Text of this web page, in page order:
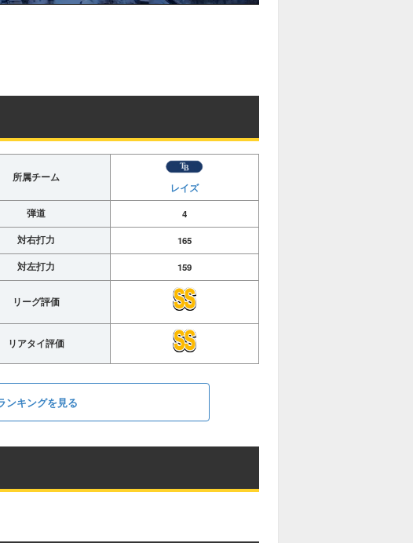
所属チーム
レイズ
弾道
4
対右打力
165
対左打力
159
リーグ評価
リアタイ評価
ンキングを見る